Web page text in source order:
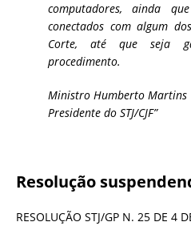
computadores, ainda
conectados com algum
Corte, até que seja
procedimento.
Ministro Humberto Martins
Presidente do STJ/CJF”
Resolução
RESOLUÇÃO STJ/GP N. 25 DE 4